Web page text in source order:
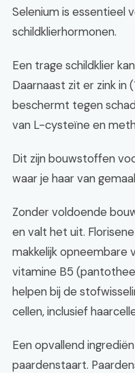
Selenium is essentieel
schildklierhormonen.
Een trage schildklier
Daarnaast zit er zink in
beschermt tegen
van L-cysteïne en
Dit zijn bouwstoffen
waar je haar van
Zonder voldoende
en valt het uit.
makkelijk opneembare
vitamine B5
helpen bij de
cellen, inclusief
Een opvallend
paardenstaart.